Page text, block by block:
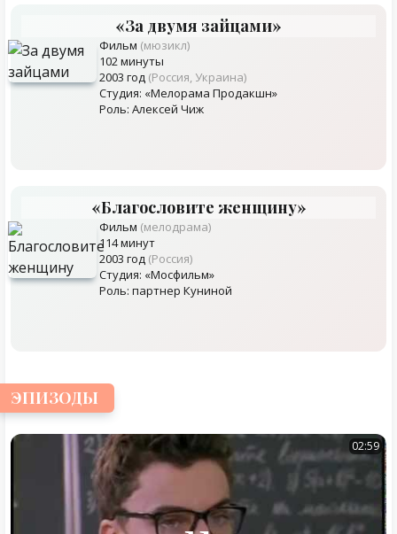
«За двумя зайцами»
Фильм (мюзикл)
102 минуты
2003 год (Россия, Украина)
Студия: «Мелорама Продакшн»
Роль: Алексей Чиж
«Благословите женщину»
Фильм (мелодрама)
114 минут
2003 год (Россия)
Студия: «Мосфильм»
Роль: партнер Куниной
ЭПИЗОДЫ
02:59